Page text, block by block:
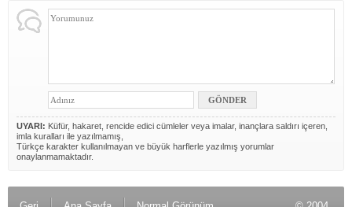
UYARI: Küfür, hakaret, rencide edici cümleler veya imalar, inançlara saldırı içeren,
imla kuralları ile yazılmamış,
Türkçe karakter kullanılmayan ve büyük harflerle yazılmış yorumlar
onaylanmamaktadır.